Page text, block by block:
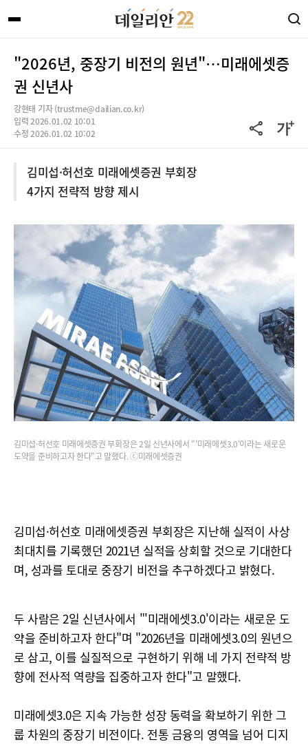
"2026년, 중장기 비전의 원년"…미래에셋증
권 신년사
강현태 기자 (trustme@dailian.co.kr)
입력 2026.01.02 10:01
수정 2026.01.02 10:02
김미섭·허선호 미래에셋증권 부회장
4가지 전략적 방향 제시
김미섭·허선호 미래에셋증권 부회장은 2일 신년사에서 "'미래에셋3.0'이라는 새로운
도약을 준비하고자 한다"고 말했다. ⓒ미래에셋증권
김미섭·허선호 미래에셋증권 부회장은 지난해 실적이 사상
최대치를 기록했던 2021년 실적을 상회할 것으로 기대한다
며, 성과를 토대로 중장기 비전을 추구하겠다고 밝혔다.
두 사람은 2일 신년사에서 "'미래에셋3.0'이라는 새로운 도
약을 준비하고자 한다"며 "2026년을 미래에셋3.0의 원년으
로 삼고, 이를 실질적으로 구현하기 위해 네 가지 전략적 방
향에 전사적 역량을 집중하고자 한다"고 말했다.
미래에셋3.0은 지속 가능한 성장 동력을 확보하기 위한 그
룹 차원의 중장기 비전이다. 전통 금융의 영역을 넘어 디지